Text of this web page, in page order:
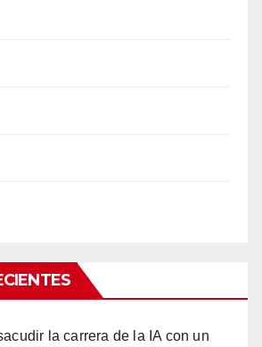
la carrera de la IA con un